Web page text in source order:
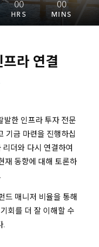
00
HRS
00
MINS
프라 연결
발한 인프라 투자 전문
기금 마련을 진행하십
더와 다시 연결하여
재 동향에 대해 토론하
드 매니저 비율을 통해
회를 더 잘 이해할 수
.